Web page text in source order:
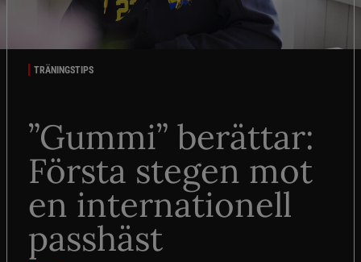
TRÄNINGSTIPS
”Gummi” berättar:
Första stegen mot
en internationell
passhäst